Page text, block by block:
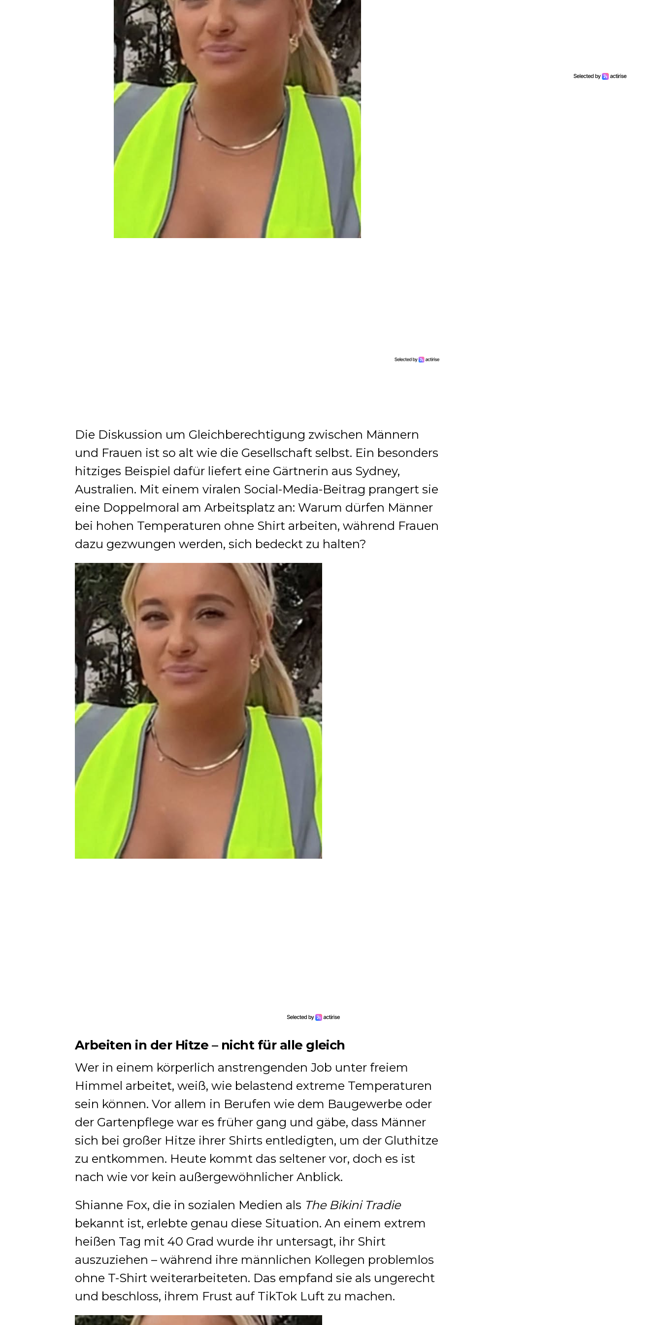
Die Diskussion um Gleichberechtigung zwischen Männern
und Frauen ist so alt wie die Gesellschaft selbst. Ein besonders
hitziges Beispiel dafür liefert eine Gärtnerin aus Sydney,
Australien. Mit einem viralen Social-Media-Beitrag prangert sie
eine Doppelmoral am Arbeitsplatz an: Warum dürfen Männer
bei hohen Temperaturen ohne Shirt arbeiten, während Frauen
dazu gezwungen werden, sich bedeckt zu halten?
Arbeiten in der Hitze – nicht für alle gleich
Wer in einem körperlich anstrengenden Job unter freiem
Himmel arbeitet, weiß, wie belastend extreme Temperaturen
sein können. Vor allem in Berufen wie dem Baugewerbe oder
der Gartenpflege war es früher gang und gäbe, dass Männer
sich bei großer Hitze ihrer Shirts entledigten, um der Gluthitze
zu entkommen. Heute kommt das seltener vor, doch es ist
nach wie vor kein außergewöhnlicher Anblick.
Shianne Fox, die in sozialen Medien als The Bikini Tradie
bekannt ist, erlebte genau diese Situation. An einem extrem
heißen Tag mit 40 Grad wurde ihr untersagt, ihr Shirt
auszuziehen – während ihre männlichen Kollegen problemlos
ohne T-Shirt weiterarbeiteten. Das empfand sie als ungerecht
und beschloss, ihrem Frust auf TikTok Luft zu machen.